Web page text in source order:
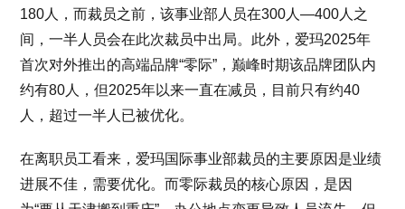
180人，而裁员之前，该事业部人员在300人—400人之
间，一半人员会在此次裁员中出局。此外，爱玛2025年
首次对外推出的高端品牌“零际”，巅峰时期该品牌团队内
约有80人，但2025年以来一直在减员，目前只有约40
人，超过一半人已被优化。
在离职员工看来，爱玛国际事业部裁员的主要原因是业绩
进展不佳，需要优化。而零际裁员的核心原因，是因